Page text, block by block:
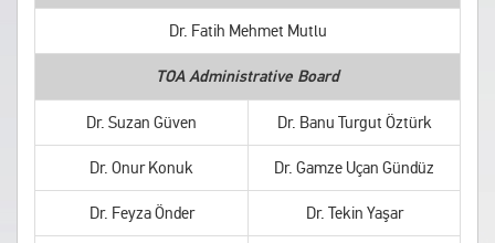
Dr. Fatih Mehmet Mutlu
TOA Administrative Board
Dr. Suzan Güven Dr. Banu Turgut Öztürk
Dr. Onur Konuk Dr. Gamze Uçan Gündüz
Dr. Feyza Önder Dr. Tekin Yaşar